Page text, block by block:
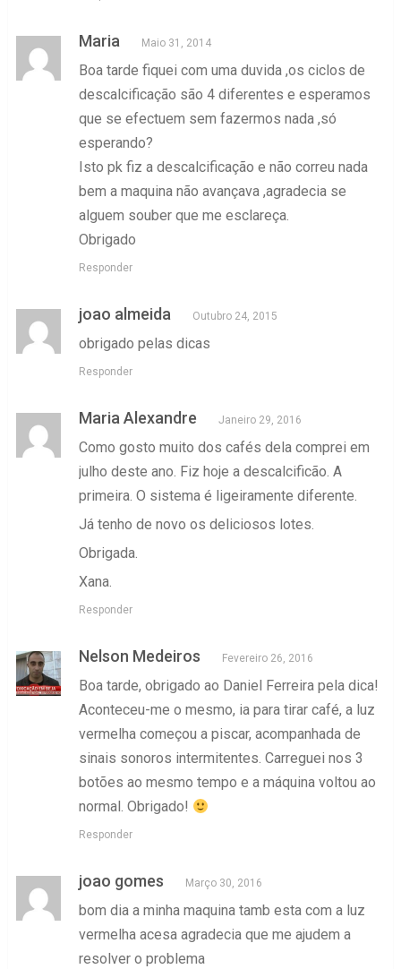
Maria Maio 31, 2014
Boa tarde fiquei com uma duvida ,os ciclos de
descalcificação são 4 diferentes e esperamos
que se efectuem sem fazermos nada ,só
esperando?
Isto pk fiz a descalcificação e não correu nada
bem a maquina não avançava ,agradecia se
alguem souber que me esclareça.
Obrigado
Responder
joao almeida Outubro 24, 2015
obrigado pelas dicas
Responder
Maria Alexandre Janeiro 29, 2016
Como gosto muito dos cafés dela comprei em
julho deste ano. Fiz hoje a descalcificão. A
primeira. O sistema é ligeiramente diferente.
Já tenho de novo os deliciosos lotes.
Obrigada.
Xana.
Responder
Nelson Medeiros Fevereiro 26, 2016
Boa tarde, obrigado ao Daniel Ferreira pela dica!
Aconteceu-me o mesmo, ia para tirar café, a luz
vermelha começou a piscar, acompanhada de
sinais sonoros intermitentes. Carreguei nos 3
botões ao mesmo tempo e a máquina voltou ao
normal. Obrigado!
Responder
joao gomes Março 30, 2016
bom dia a minha maquina tamb esta com a luz
vermelha acesa agradecia que me ajudem a
resolver o problema